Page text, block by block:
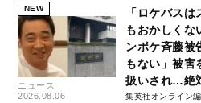
NEW
ニュース
2026.08.06
「ロケバス
もおかしく
ンポケ斉藤被
もない」被害
扱いされ…絶
集英社オンライン